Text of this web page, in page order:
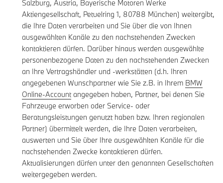
Salzburg, Austria, Bayerische Motoren Werke
Aktiengesellschaft, Petuelring 1, 80788 München) weitergibt,
die Ihre Daten verarbeiten und Sie über die von Ihnen
ausgewählten Kanäle zu den nachstehenden Zwecken
kontaktieren dürfen. Darüber hinaus werden ausgewählte
personenbezogene Daten zu den nachstehenden Zwecken
an Ihre Vertragshändler und -werkstätten (d.h. Ihren
angegebenen Wunschpartner wie Sie z.B. in Ihrem BMW
Online-Accountangegeben haben, Partner, bei denen Sie
Fahrzeuge erworben oder Service- oder
Beratungsleistungen genutzt haben bzw. Ihren regionalen
Partner) übermittelt werden, die Ihre Daten verarbeiten,
auswerten und Sie über Ihre ausgewählten Kanäle für die
nachstehenden Zwecke kontaktieren dürfen.
Aktualisierungen dürfen unter den genannten Gesellschaften
weitergegeben werden.